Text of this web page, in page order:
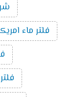
فلتر ماء امريكي 7